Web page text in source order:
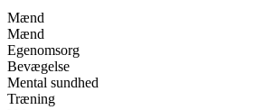
Mænd
Mænd
Egenomsorg
Bevægelse
Mental sundhed
Træning